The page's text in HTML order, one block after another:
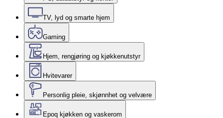
TV, lyd og smarte hjem
Gaming
Hjem, rengjøring og kjøkkenutstyr
Hvitevarer
Personlig pleie, skjønnhet og velvære
Epoq kjøkken og vaskerom